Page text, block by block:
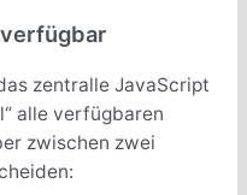
zentralle JavaScript
alle verfügbaren
zwischen zwei